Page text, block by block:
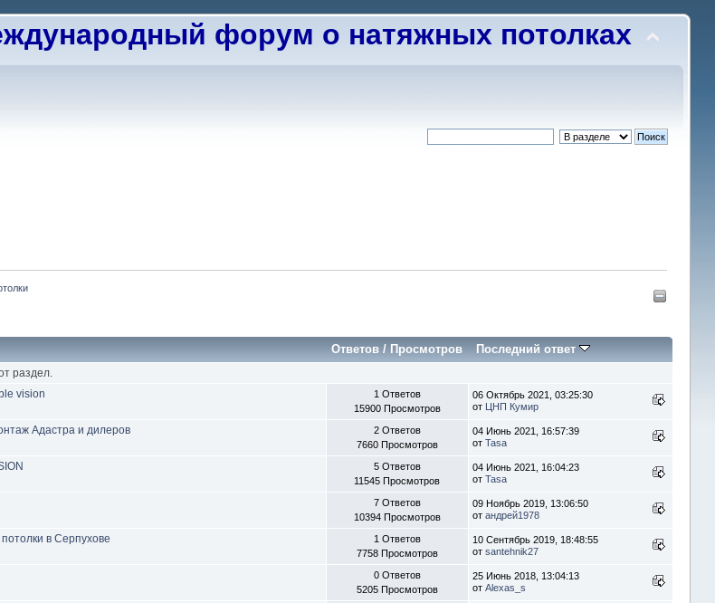
форум о натяжных потолках
Ответов/ Просмотров Последний ответ
раздел.
vision
1 Ответов
15900 Просмотров
06 Октябрь 2021, 03:25:30
от ЦНП Кумир
Адастра и дилеров
2 Ответов
7660 Просмотров
04 Июнь 2021, 16:57:39
от Tasa
5 Ответов
11545 Просмотров
04 Июнь 2021, 16:04:23
от Tasa
7 Ответов
10394 Просмотров
09 Ноябрь 2019, 13:06:50
от андрей1978
в Серпухове
1 Ответов
7758 Просмотров
10 Сентябрь 2019, 18:48:55
от santehnik27
0 Ответов
5205 Просмотров
25 Июнь 2018, 13:04:13
от Alexas_s